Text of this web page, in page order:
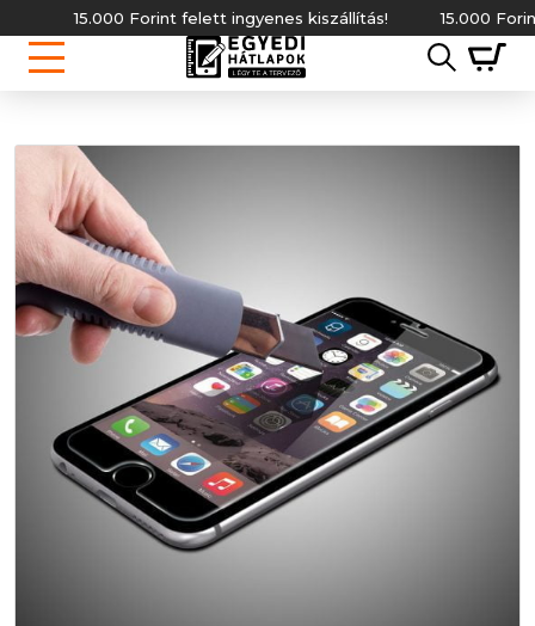
15.000 Forint felett ingyenes kiszállítás! 15.000